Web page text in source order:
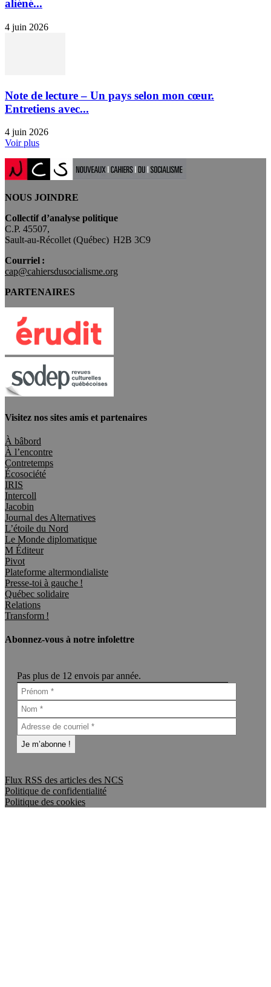
aliéné...
4 juin 2026
Note de lecture – Un pays selon mon cœur.
Entretiens avec...
4 juin 2026
Voir plus
NOUS JOINDRE
Collectif d’analyse politique
C.P. 45507,
Sault-au-Récollet (Québec) H2B 3C9
Courriel :
cap@cahiersdusocialisme.org
PARTENAIRES
Visitez nos sites amis et partenaires
À bâbord
À l’encontre
Contretemps
Écosociété
IRIS
Intercoll
Jacobin
Journal des Alternatives
L’étoile du Nord
Le Monde diplomatique
M Éditeur
Pivot
Plateforme altermondialiste
Presse-toi à gauche !
Québec solidaire
Relations
Transform !
Abonnez-vous à notre infolettre
Pas plus de 12 envois par année.
Flux RSS des articles des NCS
Politique de confidentialité
Politique des cookies